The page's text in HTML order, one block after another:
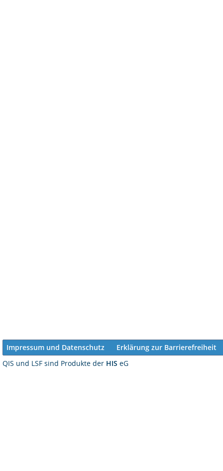
Impressum und Datenschutz
Erklärung zur Barrierefreiheit
QIS und LSF sind Produkte der HIS eG